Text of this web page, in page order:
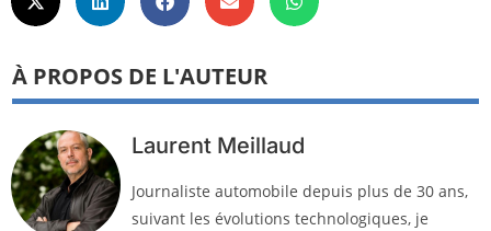
À PROPOS DE L'AUTEUR
Laurent Meillaud
Journaliste automobile depuis plus de 30 ans,
suivant les évolutions technologiques, je